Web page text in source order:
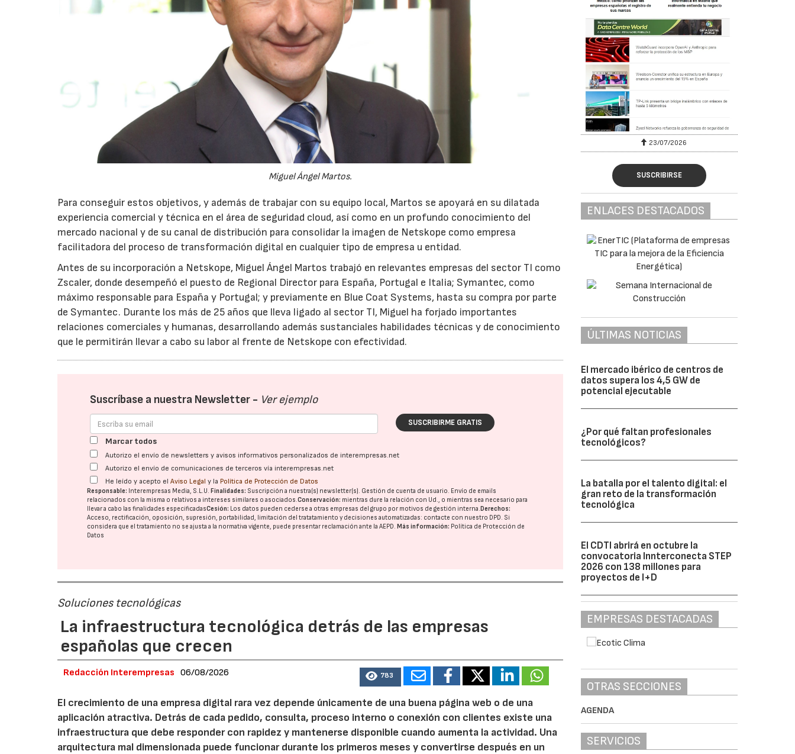
Miguel Ángel Martos.
Para conseguir estos objetivos, y además de trabajar con su equipo local, Martos se apoyará en su dilatada
experiencia comercial y técnica en el área de seguridad cloud, así como en un profundo conocimiento del
mercado nacional y de su canal de distribución para consolidar la imagen de Netskope como empresa
facilitadora del proceso de transformación digital en cualquier tipo de empresa u entidad.
Antes de su incorporación a Netskope, Miguel Ángel Martos trabajó en relevantes empresas del sector TI como
Zscaler, donde desempeñó el puesto de Regional Director para España, Portugal e Italia; Symantec, como
máximo responsable para España y Portugal; y previamente en Blue Coat Systems, hasta su compra por parte
de Symantec. Durante los más de 25 años que lleva ligado al sector TI, Miguel ha forjado importantes
relaciones comerciales y humanas, desarrollando además sustanciales habilidades técnicas y de conocimiento
que le permitirán llevar a cabo su labor al frente de Netskope con efectividad.
Suscríbase a nuestra Newsletter - Ver ejemplo
SUSCRIBIRME GRATIS
Marcar todos
Autorizo el envío de newsletters y avisos informativos personalizados de interempresas.net
Autorizo el envío de comunicaciones de terceros vía interempresas.net
He leído y acepto elAviso Legal y la Política de Protección de Datos
Responsable: Interempresas Media, S.L.U. Finalidades: Suscripción a nuestra(s) newsletter(s). Gestión de cuenta de usuario. Envío de emails
relacionados con la misma o relativos a intereses similares o asociados.Conservación: mientras dure la relación con Ud., o mientras sea necesario para
llevar a cabo las finalidades especificadasCesión: Los datos pueden cederse a otras empresas del grupo por motivos de gestión interna. Derechos:
Acceso, rectificación, oposición, supresión, portabilidad, limitación del tratatamiento y decisiones automatizadas: contacte con nuestro DPD. Si
considera que el tratamiento no se ajusta a la normativa vigente, puede presentar reclamación ante laAEPD. Más información: Política de Protección de
Datos
Soluciones tecnológicas
La infraestructura tecnológica detrás de las empresas
españolas que crecen
Redacción Interempresas 06/08/2026 783
El crecimiento de una empresa digital rara vez depende únicamente de una buena página web o de una
aplicación atractiva. Detrás de cada pedido, consulta, proceso interno o conexión con clientes existe una
infraestructura que debe responder con rapidez y mantenerse disponible cuando aumenta la actividad. Una
arquitectura mal dimensionada puede funcionar durante los primeros meses y convertirse después en un
23/07/2026 23/07/2026
SUSCRIBIRSE
ENLACES DESTACADOS
ÚLTIMAS NOTICIAS
El mercado ibérico de centros de
datos supera los 4,5 GW de
potencial ejecutable
¿Por qué faltan profesionales
tecnológicos?
La batalla por el talento digital: el
gran reto de la transformación
tecnológica
El CDTI abrirá en octubre la
convocatoria Innterconecta STEP
2026 con 138 millones para
proyectos de I+D
EMPRESAS DESTACADAS
OTRAS SECCIONES
AGENDA
SERVICIOS